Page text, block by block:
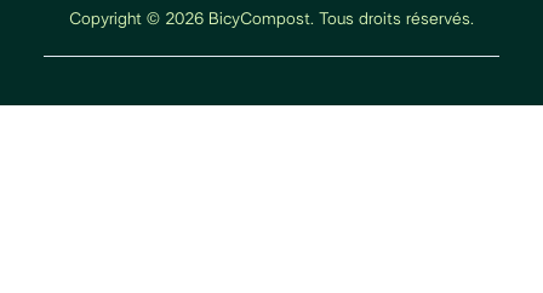
Copyright © 2026 BicyCompost. Tous droits réservés.